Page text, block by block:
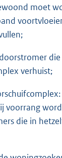
moet
verhuist;
voorrang
die in